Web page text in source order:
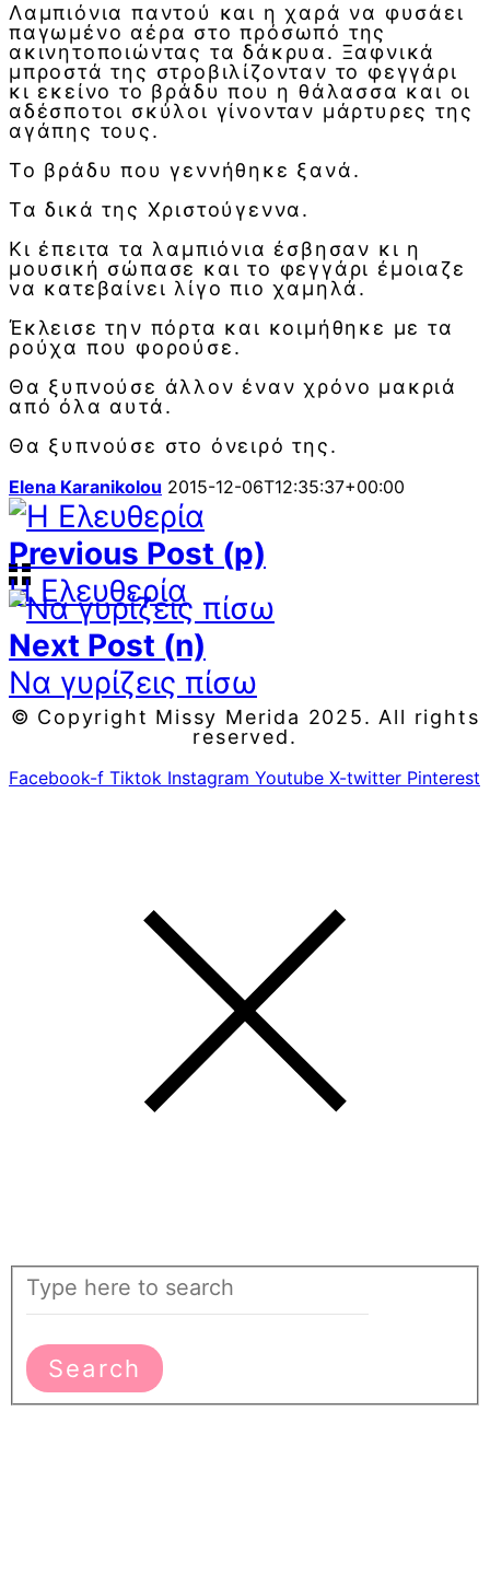
Λαµπιόνια παντού και η χαρά να φυσάει
παγωμένο αέρα στο πρόσωπό της
ακινητοποιώντας τα δάκρυα. Ξαφνικά
µπροστά της στροβιλίζονταν το φεγγάρι
κι εκείνο το βράδυ που η θάλασσα και οι
αδέσποτοι σκύλοι γίνονταν µάρτυρες της
αγάπης τους.
Το βράδυ που γεννήθηκε ξανά.
Τα δικά της Χριστούγεννα.
Κι έπειτα τα λαµπιόνια έσβησαν κι η
µουσική σώπασε και το φεγγάρι έµοιαζε
να κατεβαίνει λίγο πιο χαµηλά.
Έκλεισε την πόρτα και κοιμήθηκε µε τα
ρούχα που φορούσε.
Θα ξυπνούσε άλλον έναν χρόνο µακριά
από όλα αυτά.
Θα ξυπνούσε στο όνειρό της.
Elena Karanikolou 2015-12-06T12:35:37+00:00
Previous Post (p)
Η Ελευθερία
Next Post (n)
Να γυρίζεις πίσω
© Copyright Missy Merida 2025. All rights
reserved.
Facebook-f Tiktok Instagram Youtube X-twitter Pinterest